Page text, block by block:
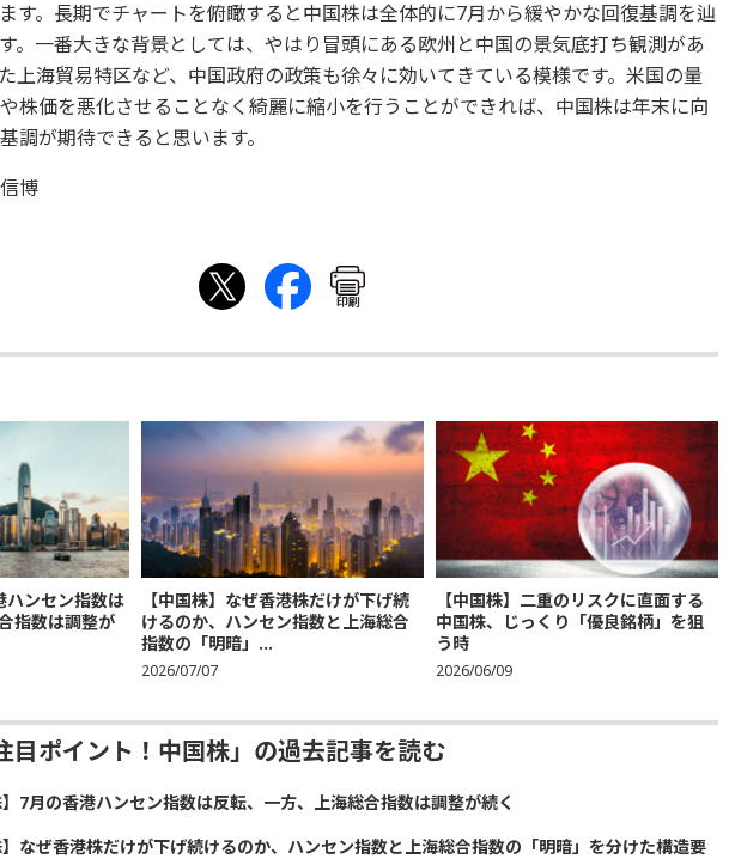
す。長期でチャートを俯瞰すると中国株は全体的に7月から緩やかな回復基調を辿
。一番大きな背景としては、やはり冒頭にある欧州と中国の景気底打ち観測があ
上海貿易特区など、中国政府の政策も徐々に効いてきている模様です。米国の量
株価を悪化させることなく綺麗に縮小を行うことができれば、中国株は年末に向
調が期待できると思います。
博
印刷
ハンセン指数は
指数は調整が
【中国株】なぜ香港株だけが下げ続
けるのか、ハンセン指数と上海総合
指数の「明暗」...
2026/07/07
【中国株】二重のリスクに直面する
中国株、じっくり「優良銘柄」を狙
う時
2026/06/09
目ポイント！中国株」の過去記事を読む
】7月の香港ハンセン指数は反転、一方、上海総合指数は調整が続く
】なぜ香港株だけが下げ続けるのか、ハンセン指数と上海総合指数の「明暗」を分けた構造要